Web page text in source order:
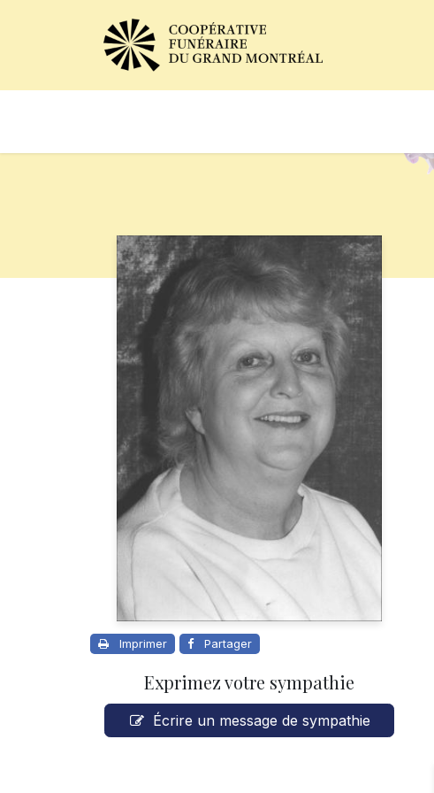
Imprimer Partager
Exprimez votre sympathie
Écrire un message de sympathie